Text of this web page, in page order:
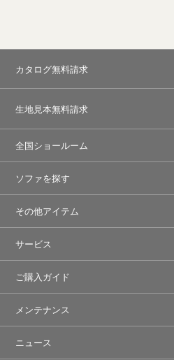
カタログ無料請求
生地見本無料請求
全国ショールーム
ソファを探す
その他アイテム
サービス
ご購入ガイド
メンテナンス
ニュース